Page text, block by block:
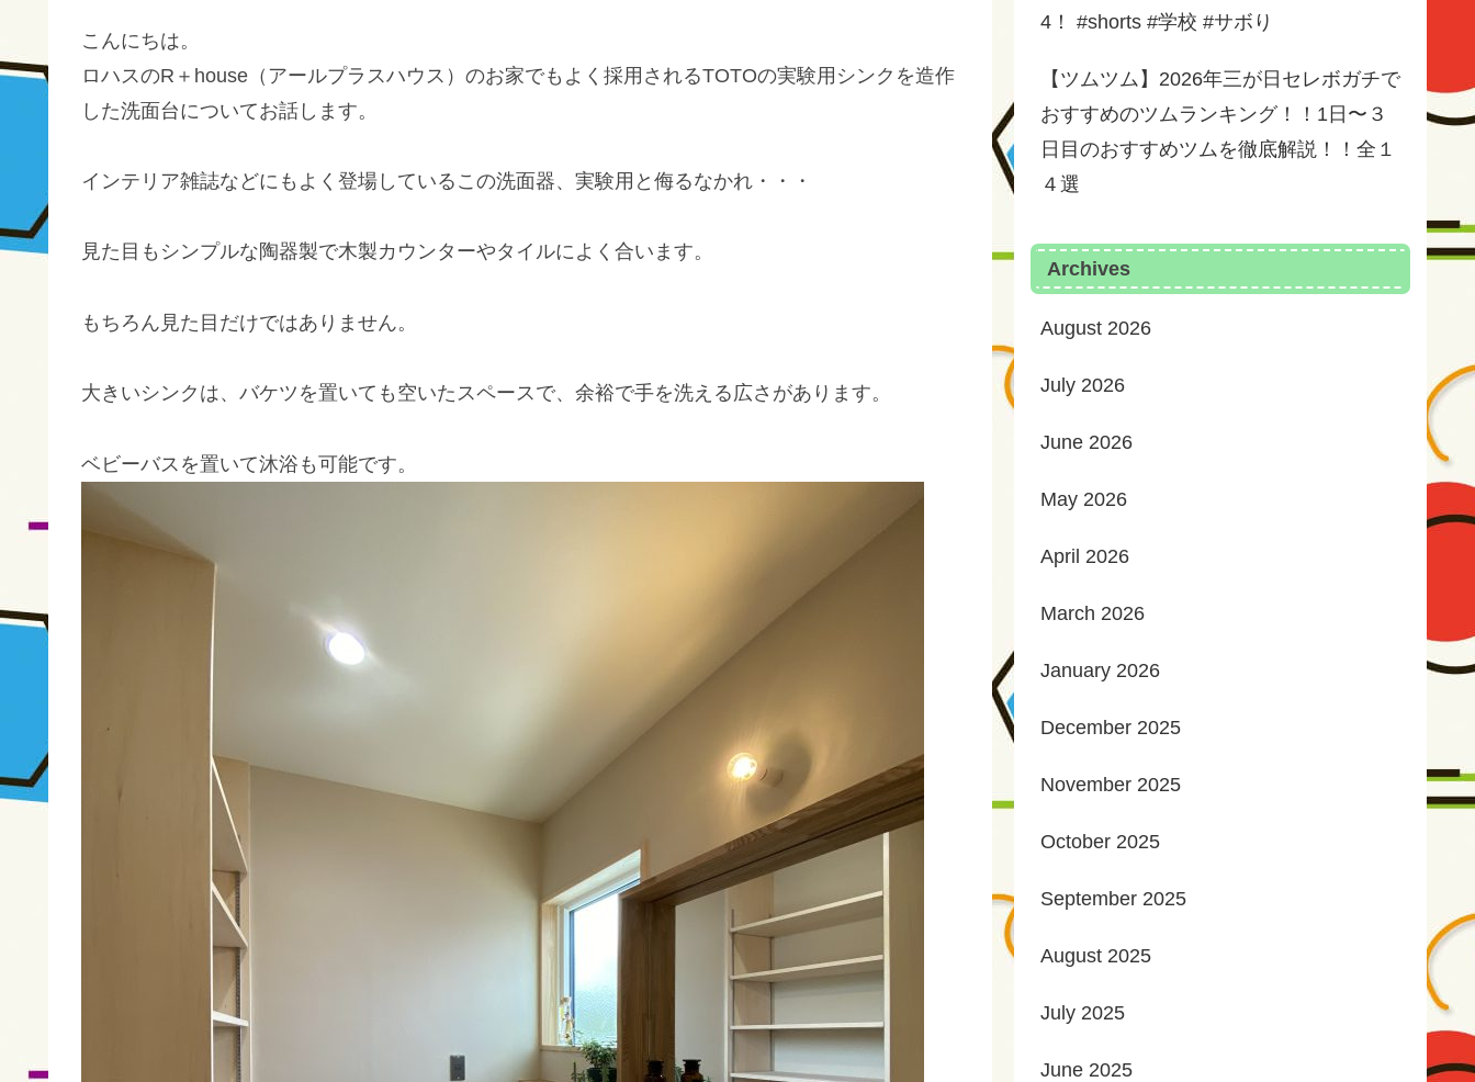
こんにちは。
ロハスのR＋house（アールプラスハウス）のお家でもよく採用されるTOTOの実験用シンクを造作
した洗面台についてお話します。
インテリア雑誌などにもよく登場しているこの洗面器、実験用と侮るなかれ・・・
見た目もシンプルな陶器製で木製カウンターやタイルによく合います。
もちろん見た目だけではありません。
大きいシンクは、バケツを置いても空いたスペースで、余裕で手を洗える広さがあります。
ベビーバスを置いて沐浴も可能です。
4！ #shorts #学校 #サボり
【ツムツム】2026年三が日セレボガチで
おすすめのツムランキング！！1日〜３
日目のおすすめツムを徹底解説！！全１
４選
Archives
August 2026
July 2026
June 2026
May 2026
April 2026
March 2026
January 2026
December 2025
November 2025
October 2025
September 2025
August 2025
July 2025
June 2025